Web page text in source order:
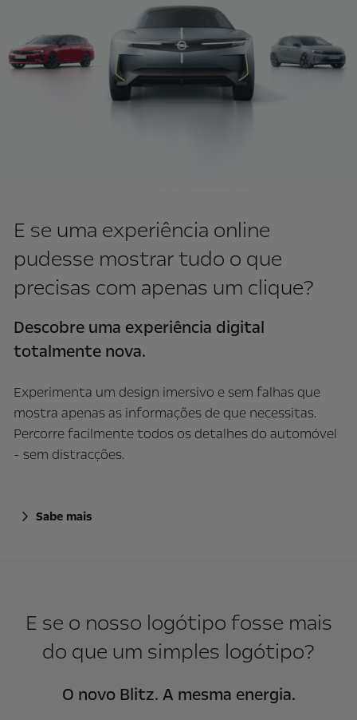
E se uma experiência online
pudesse mostrar tudo o que
precisas com apenas um clique?
Descobre uma experiência digital
totalmente nova.
Experimenta um design imersivo e sem falhas que
mostra apenas as informações de que necessitas.
Percorre facilmente todos os detalhes do automóvel
- sem distracções.
Sabe mais
E se o nosso logótipo fosse mais
do que um simples logótipo?
O novo Blitz. A mesma energia.